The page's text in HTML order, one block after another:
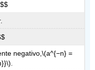
negativo, \(a^{−n} =